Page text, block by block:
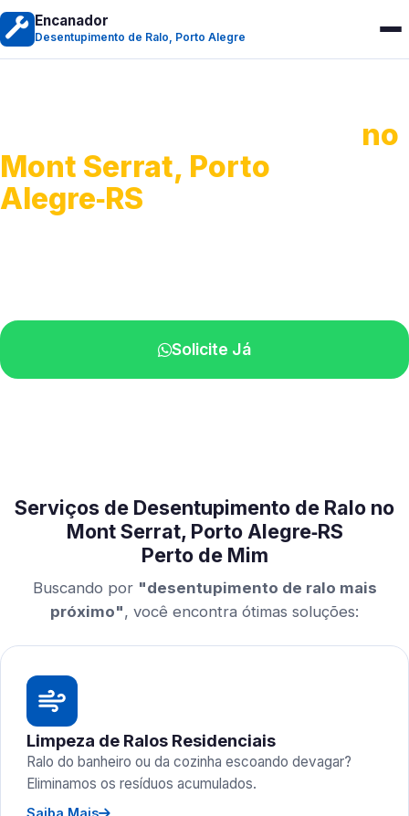
Encanador
Desentupimento de Ralo, Porto Alegre
no
Mont Serrat, Porto
Alegre‑RS
Solicite Já
Serviços de Desentupimento de Ralo no
Mont Serrat, Porto Alegre‑RS
Perto de Mim
Buscando por "desentupimento de ralo mais
próximo", você encontra ótimas soluções:
Limpeza de Ralos Residenciais
Ralo do banheiro ou da cozinha escoando devagar?
Eliminamos os resíduos acumulados.
Saiba Mais